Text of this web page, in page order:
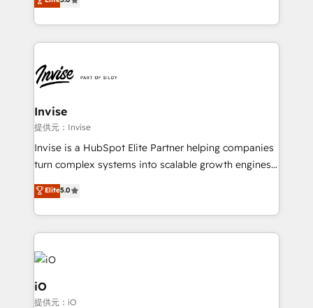
much Benelux companies as possible to be
bespoke approach for every client. Services include
business growth strategies, sales enablement, CRM
set-up, Migrations, Integrations, Enterprise level
Ops Hub Software, inbound marketing strategy,
content strategies, branding, HubSpot CMS,
bespoke web apps and growth driven design
websites. Experienced in helping Global B2B
Manufacturers, Fintech, Professional Services, IT and
SaaS industries.
Invise
提供元：Invise
Invise is a HubSpot Elite Partner helping companies
turn complex systems into scalable growth engines.
We combine strategy, technology and change
management to drive measurable results. As part of
the fast-growing Siloy Group, we unite more than
250+ HubSpot experts across Europe – ready to
build a CRM architecture optimized to support your
business goals. Talk to us if you’re looking to: -
Connect marketing, sales and operations around one
reliable source of truth - Unlock the full value of your
Elite5.0
iO
提供元：iO